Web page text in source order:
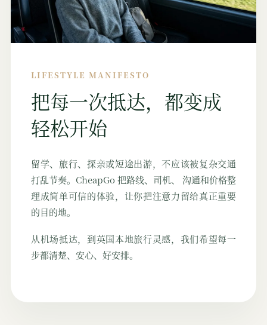
LIFESTYLE MANIFESTO
把每一次抵达，都变成
轻松开始
留学、旅行、探亲或短途出游，不应该被复杂交通
打乱节奏。CheapGo 把路线、司机、 沟通和价格整
理成简单可信的体验，让你把注意力留给真正重要
的目的地。
从机场抵达，到英国本地旅行灵感，我们希望每一
步都清楚、安心、好安排。